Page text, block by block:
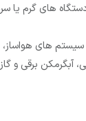
های گرم یا
های
آبگرمکن برقی و